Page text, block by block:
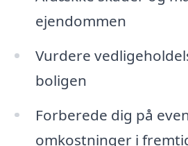
ejendommen
Vurdere
boligen
Forberede dig på
omkostninger i